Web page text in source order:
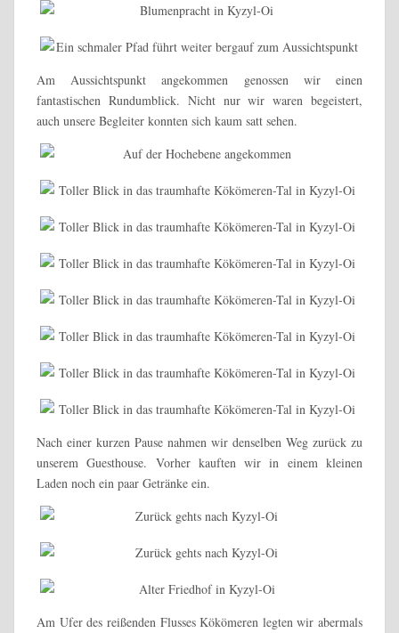
Am Aussichtspunkt angekommen genossen wir einen
fantastischen Rundumblick. Nicht nur wir waren begeistert,
auch unsere Begleiter konnten sich kaum satt sehen.
Nach einer kurzen Pause nahmen wir denselben Weg zurück zu
unserem Guesthouse. Vorher kauften wir in einem kleinen
Laden noch ein paar Getränke ein.
Am Ufer des reißenden Flusses Kökömeren legten wir abermals